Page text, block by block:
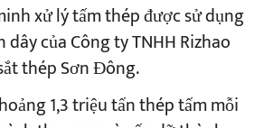
xử lý tấm thép được sử dụng
của Công ty TNHH Rizhao
thép Sơn Đông.
1,3 triệu tấn thép tấm mỗi